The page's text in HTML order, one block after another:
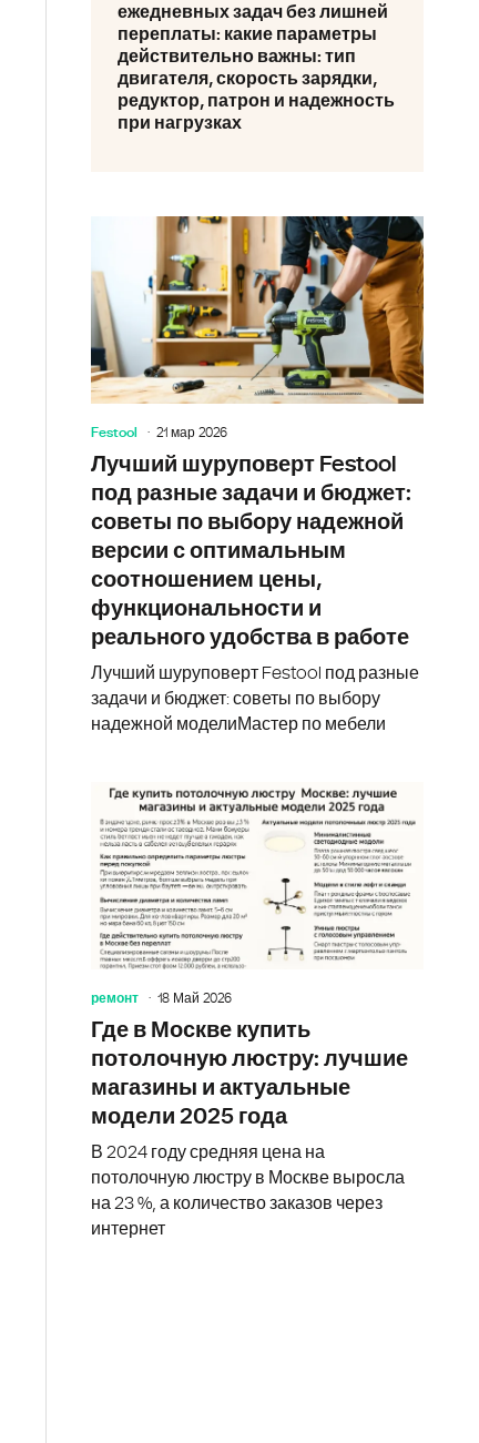
ежедневных задач без лишней
переплаты: какие параметры
действительно важны: тип
двигателя, скорость зарядки,
редуктор, патрон и надежность
при нагрузках
Festool 21 мар 2026
Лучший шуруповерт Festool
под разные задачи и бюджет:
советы по выбору надежной
версии с оптимальным
соотношением цены,
функциональности и
реального удобства в работе
Лучший шуруповерт Festool под разные
задачи и бюджет: советы по выбору
надежной моделиМастер по мебели
ремонт 18 Май 2026
Где в Москве купить
потолочную люстру: лучшие
магазины и актуальные
модели 2025 года
В 2024 году средняя цена на
потолочную люстру в Москве выросла
на 23 %, а количество заказов через
интернет